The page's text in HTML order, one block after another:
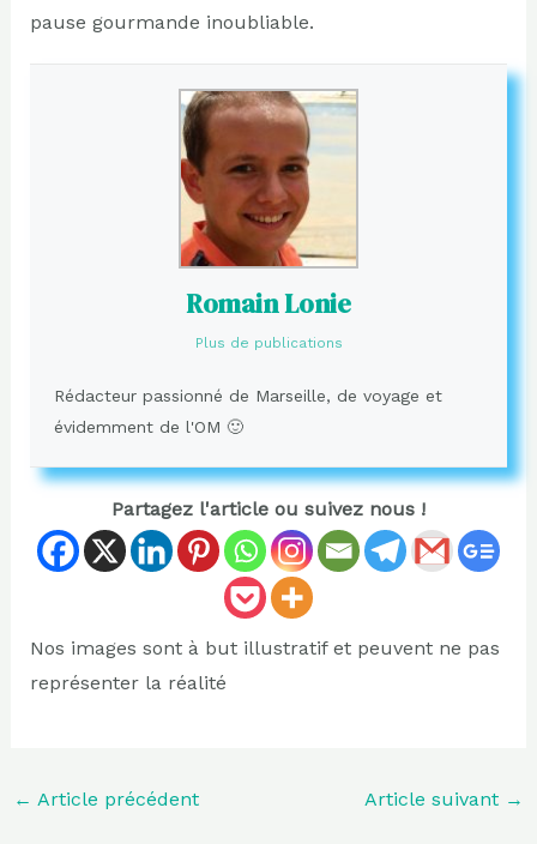
pause gourmande inoubliable.
Romain Lonie
Plus de publications
Rédacteur passionné de Marseille, de voyage et
évidemment de l'OM 🙂
Partagez l'article ou suivez nous !
Nos images sont à but illustratif et peuvent ne pas
représenter la réalité
← Article précédent Article suivant →